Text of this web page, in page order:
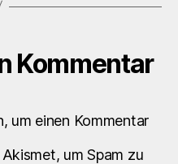
Kommentar
um einen Kommentar
um Spam zu